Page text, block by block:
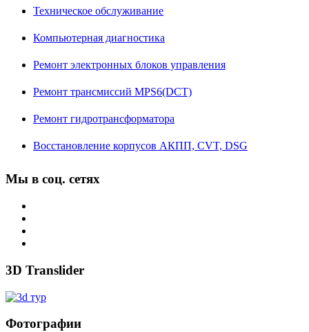
Техническое обслуживание
Компьютерная диагностика
Ремонт электронных блоков управления
Ремонт трансмиссий MPS6(DCT)
Ремонт гидротрансформатора
Восстановление корпусов АКПП, CVT, DSG
Мы в соц. сетях
3D Translider
Фотографии